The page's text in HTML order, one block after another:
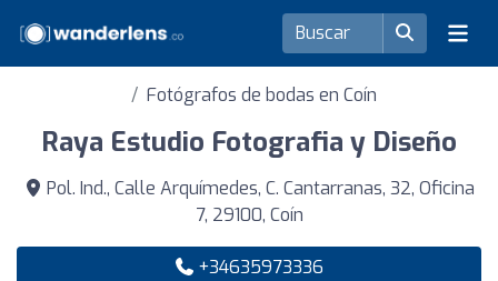
Fotógrafos de bodas en Coín
Raya Estudio Fotografia y Diseño
Pol. Ind., Calle Arquímedes, C. Cantarranas, 32, Oficina
7, 29100, Coín
+34635973336